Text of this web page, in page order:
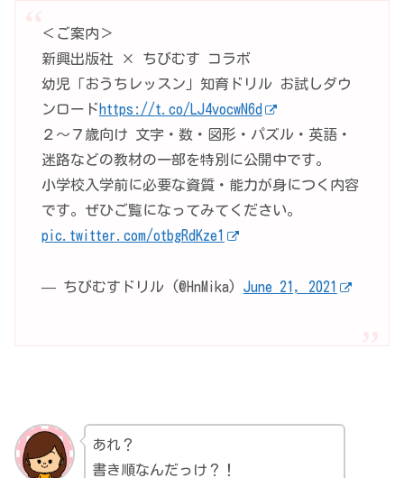
＜ご案内＞
新興出版社 × ちびむす コラボ
幼児「おうちレッスン」知育ドリル お試しダウ
ンロード https://t.co/LJ4vocwN6d
２～７歳向け 文字・数・図形・パズル・英語・
迷路などの教材の一部を特別に公開中です。
小学校入学前に必要な資質・能力が身につく内容
です。ぜひご覧になってみてください。
pic.twitter.com/otbgRdKze1
— ちびむすドリル (@HnMika) June 21, 2021
あれ？
書き順なんだっけ？！